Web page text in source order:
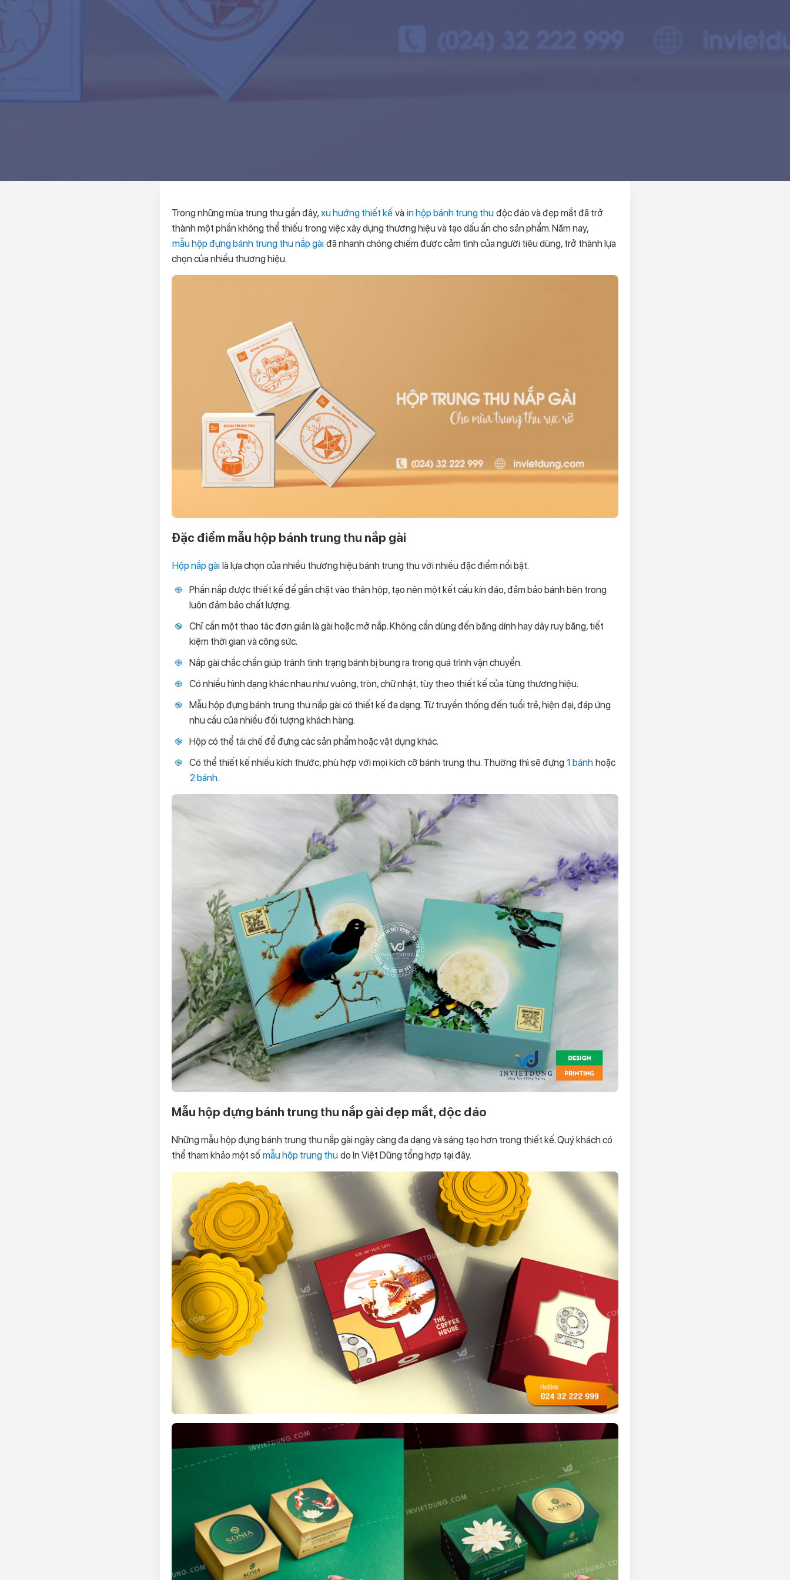
Trong những mùa trung thu gần đây, xu hướng thiết kế và in hộp bánh trung thu độc đáo và đẹp mắt đã trở
thành một phần không thể thiếu trong việc xây dựng thương hiệu và tạo dấu ấn cho sản phẩm. Năm nay,
mẫu hộp đựng bánh trung thu nắp gài đã nhanh chóng chiếm được cảm tình của người tiêu dùng, trở thành lựa
chọn của nhiều thương hiệu.
Đặc điểm mẫu hộp bánh trung thu nắp gài
Hộp nắp gài là lựa chọn của nhiều thương hiệu bánh trung thu với nhiều đặc điểm nổi bật.
Phần nắp được thiết kế để gắn chặt vào thân hộp, tạo nên một kết cấu kín đáo, đảm bảo bánh bên trong
luôn đảm bảo chất lượng.
Chỉ cần một thao tác đơn giản là gài hoặc mở nắp. Không cần dùng đến băng dính hay dây ruy băng, tiết
kiệm thời gian và công sức.
Nắp gài chắc chắn giúp tránh tình trạng bánh bị bung ra trong quá trình vận chuyển.
Có nhiều hình dạng khác nhau như vuông, tròn, chữ nhật, tùy theo thiết kế của từng thương hiệu.
Mẫu hộp đựng bánh trung thu nắp gài có thiết kế đa dạng. Từ truyền thống đến tuổi trẻ, hiện đại, đáp ứng
nhu cầu của nhiều đối tượng khách hàng.
Hộp có thể tái chế để đựng các sản phẩm hoặc vật dụng khác.
Có thể thiết kế nhiều kích thước, phù hợp với mọi kích cỡ bánh trung thu. Thường thì sẽ đựng 1 bánh hoặc
2 bánh.
Mẫu hộp đựng bánh trung thu nắp gài đẹp mắt, độc đáo
Những mẫu hộp đựng bánh trung thu nắp gài ngày càng đa dạng và sáng tạo hơn trong thiết kế. Quý khách có
thể tham khảo một số mẫu hộp trung thu do In Việt Dũng tổng hợp tại đây.